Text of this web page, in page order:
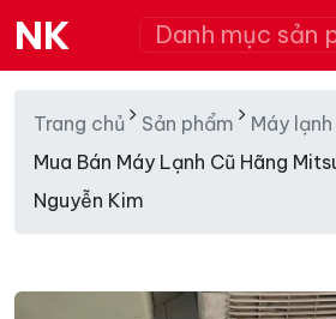
NK Danh mục sản
Trang chủ Sản phẩm
Máy
Mua Bán Máy Lạnh Cũ Hãng
Nguyễn Kim